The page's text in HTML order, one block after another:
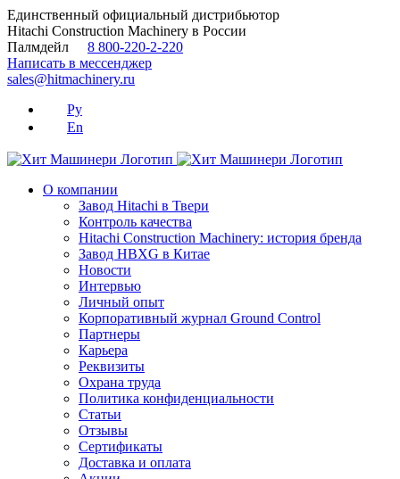
Skip
to
content
Единственный официальный дистрибьютор
Hitachi Construction Machinery в России
Палмдейл
8 800-220-2-220
Написать в мессенджер
sales@hitmachinery.ru
Ру
En
О компании
Завод Hitachi в Твери
Контроль качества
Hitachi Construction Machinery: история бренда
Завод HBXG в Китае
Новости
Интервью
Личный опыт
Корпоративный журнал Ground Control
Партнеры
Карьера
Реквизиты
Охрана труда
Политика конфиденциальности
Статьи
Отзывы
Сертификаты
Доставка и оплата